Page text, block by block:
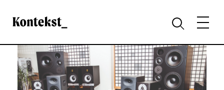
Kontekst
SØKMENY